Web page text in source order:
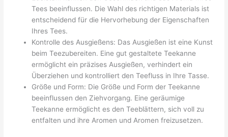
Tees beeinflussen. Die Wahl des richtigen Materials ist
entscheidend für die Hervorhebung der Eigenschaften
Ihres Tees.
Kontrolle des Ausgießens: Das Ausgießen ist eine Kunst
beim Teezubereiten. Eine gut gestaltete Teekanne
ermöglicht ein präzises Ausgießen, verhindert ein
Überziehen und kontrolliert den Teefluss in Ihre Tasse.
Größe und Form: Die Größe und Form der Teekanne
beeinflussen den Ziehvorgang. Eine geräumige
Teekanne ermöglicht es den Teeblättern, sich voll zu
entfalten und ihre Aromen und Aromen freizusetzen.